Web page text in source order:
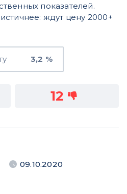
показателей.
ждут цену 2000+
3,2 %
12
09.10.2020